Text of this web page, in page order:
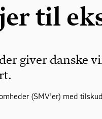
til
giver danske
(SMV’er) med